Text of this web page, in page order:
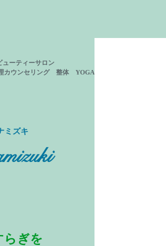
ーティーサロン
カウンセリング 整体 YOGA
ぎを
ミズキ